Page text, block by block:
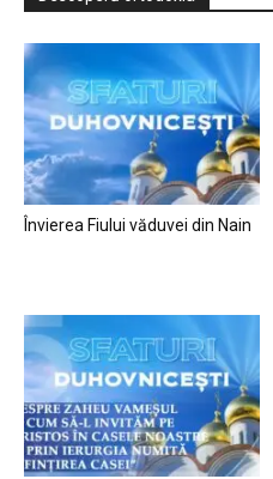
Învierea Fiului văduvei din Nain